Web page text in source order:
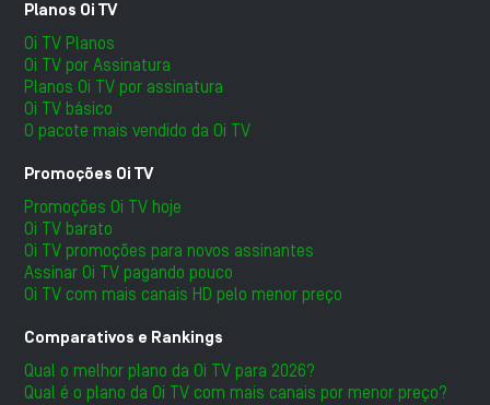
Planos Oi TV
Oi TV Planos
Oi TV por Assinatura
Planos Oi TV por assinatura
Oi TV básico
O pacote mais vendido da Oi TV
Promoções Oi TV
Promoções Oi TV hoje
Oi TV barato
Oi TV promoções para novos assinantes
Assinar Oi TV pagando pouco
Oi TV com mais canais HD pelo menor preço
Comparativos e Rankings
Qual o melhor plano da Oi TV para 2026?
Qual é o plano da Oi TV com mais canais por menor preço?